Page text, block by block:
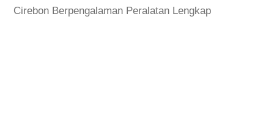
Cirebon Berpengalaman Peralatan Lengkap